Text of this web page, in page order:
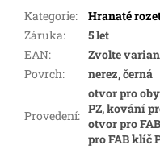
Kategorie:
Hranaté
Záruka:
5 let
EAN:
Zvolte
Povrch: nerez, černá
Provedení:
otvor pro
PZ, kování
otvor pro
pro FAB klíč